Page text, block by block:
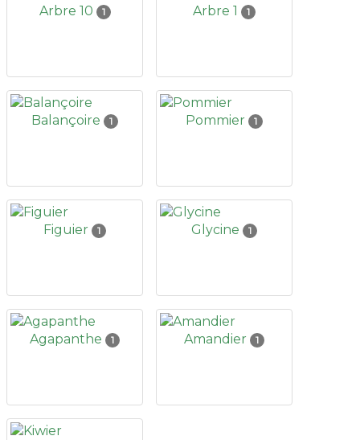
Arbre 10 1 Arbre 1 1
Balançoire 1 Pommier 1
Figuier 1 Glycine 1
Agapanthe 1 Amandier 1